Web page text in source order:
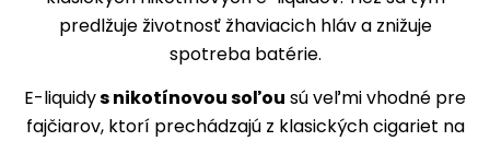
predlžuje životnosť žhaviacich hláv a znižuje
spotreba batérie.
E-liquidys nikotínovou soľou sú veľmi vhodné pre
fajčiarov, ktorí prechádzajú z klasických cigariet na